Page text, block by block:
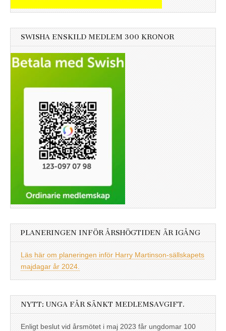
SWISHA ENSKILD MEDLEM 300 KRONOR
PLANERINGEN INFÖR ÅRSHÖGTIDEN ÄR IGÅNG
Läs här om planeringen inför Harry Martinson-sällskapets
majdagar år 2024.
NYTT: UNGA FÅR SÄNKT MEDLEMSAVGIFT.
Enligt beslut vid årsmötet i maj 2023 får ungdomar 100